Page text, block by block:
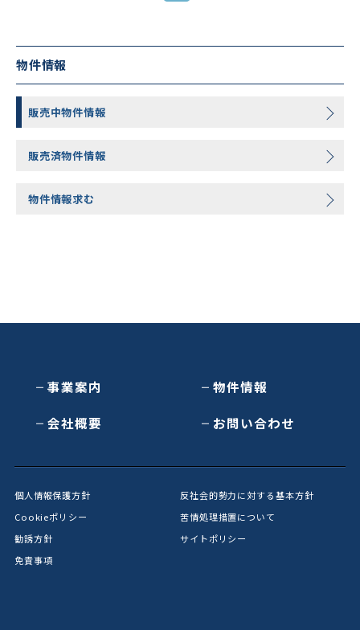
物件情報
販売中物件情報
販売済物件情報
物件情報求む
事業案内 物件情報
会社概要 お問い合わせ
個人情報保護方針
反社会的勢力に対する基本方針
Cookieポリシー
苦情処理措置について
勧誘方針
サイトポリシー
免責事項